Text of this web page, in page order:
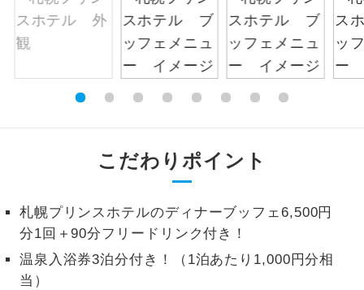
こだわりポイント
札幌プリンスホテルのディナーブッフェ6,500円
分1回＋90分フリードリンク付き！
温泉入浴券3泊分付き！（1泊あたり1,000円分相
当）
露天風呂
ご宿泊ホテルに露天風呂が付いていま
す。
ご宿泊ホテルに大浴場が付いています。
事の心配はいりません。（機内食を除
お部屋にてゆっくりとお召し上がりいた
トラベルイヤ
ホン
周りの音を気にせず、ガイドさんの説明